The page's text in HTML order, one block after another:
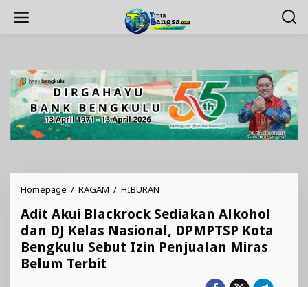
Homepage / RAGAM / HIBURAN
Blackrock
Sediakan
Alkohol
dan
Adit Akui Blackrock Sediakan Alkohol
dan DJ Kelas Nasional, DPMPTSP Kota
Bengkulu Sebut Izin Penjualan Miras
Belum Terbit